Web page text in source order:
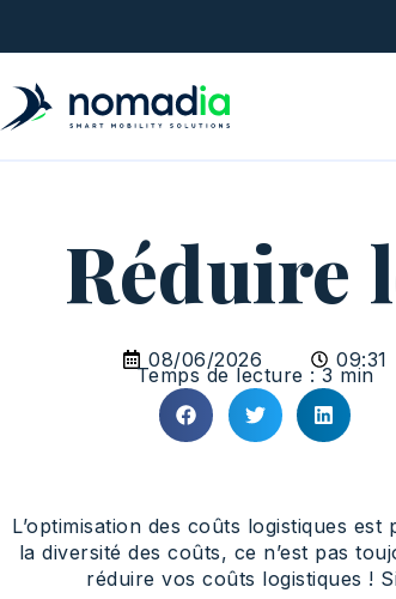
Réduire
08/06/2026 09:31
Temps de lecture : 3 min
L’optimisation des coûts logistiques
la diversité des coûts, ce n’est pas
réduire vos coûts logistiques !